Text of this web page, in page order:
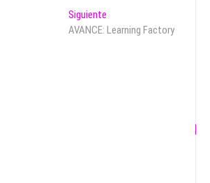
Siguiente
siguiente:
AVANCE: Learning Factory